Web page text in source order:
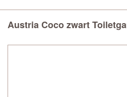
Austria Coco zwart